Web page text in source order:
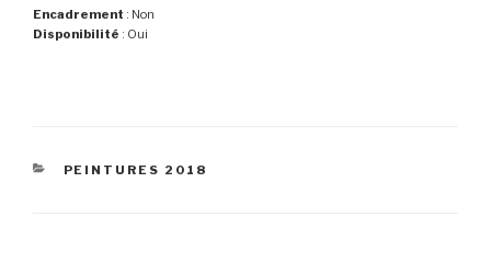
Encadrement : Non
Disponibilité : Oui
CATÉGORIES
PEINTURES 2018